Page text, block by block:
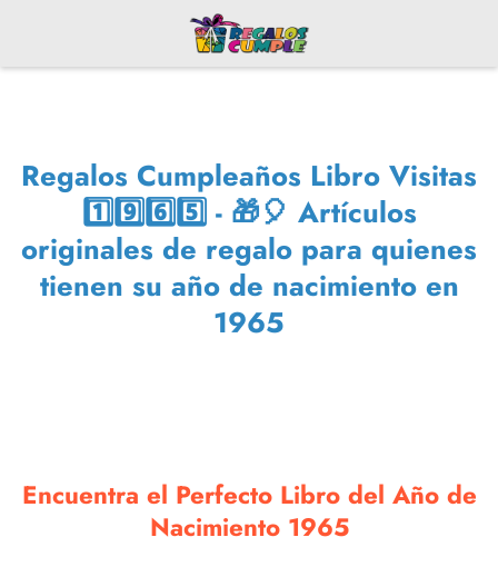
Regalos Cumpleaños Libro Visitas
1️⃣9️⃣6️⃣5️⃣ - 🎁🎈 Artículos
originales de regalo para quienes
tienen su año de nacimiento en
1965
Encuentra el Perfecto Libro del Año de
Nacimiento 1965